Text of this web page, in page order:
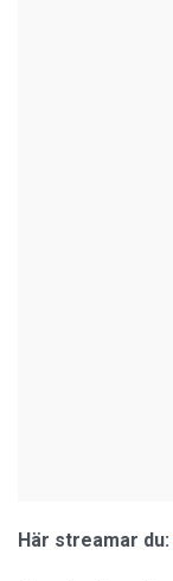
Här streamar du: